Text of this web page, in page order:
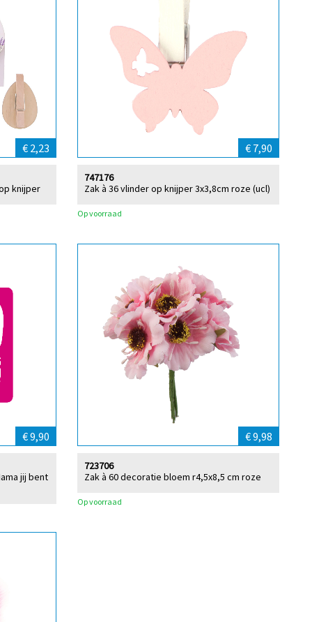
€ 2,23
knijper
€ 7,90
Zak à 36 vlinder op knijper 3x3,8cm roze (ucl)
747176
Op voorraad
€ 9,90
jij bent
€ 9,98
Zak à 60 decoratie bloem r4,5x8,5 cm roze
723706
Op voorraad